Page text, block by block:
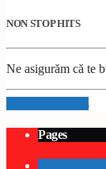
NON STOP HITS
Ne asigurăm că te
Info and episodes
Pages